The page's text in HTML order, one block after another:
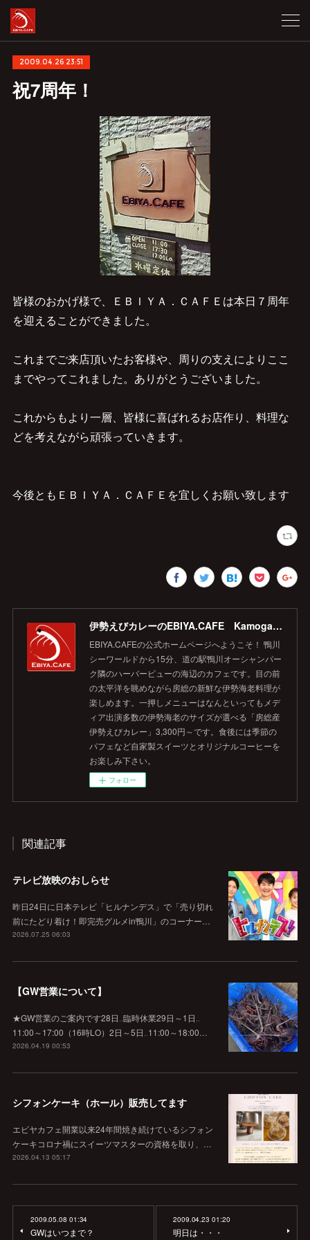
2009.04.26 23:51
祝7周年！
皆様のおかげ様で、ＥＢＩＹＡ．ＣＡＦＥは本日７周年
を迎えることができました。
これまでご来店頂いたお客様や、周りの支えによりここ
までやってこれました。ありがとうございました。
これからもより一層、皆様に喜ばれるお店作り、料理な
どを考えながら頑張っていきます。
今後ともＥＢＩＹＡ．ＣＡＦＥを宜しくお願い致します
伊勢えびカレーのEBIYA.CAFE Kamogawa 【公式】
EBIYA.CAFEの公式ホームページへようこそ！ 鴨川
シーワールドから15分、道の駅鴨川オーシャンパー
ク隣のハーバービューの海辺のカフェです。目の前
の太平洋を眺めながら房総の新鮮な伊勢海老料理が
楽しめます。一押しメニューはなんといってもメデ
ィア出演多数の伊勢海老のサイズが選べる「房総産
伊勢えびカレー」3,300円～です。食後には季節の
パフェなど自家製スイーツとオリジナルコーヒーを
お楽しみ下さい。
フォロー
関連記事
テレビ放映のおしらせ
昨日24日に日本テレビ「ヒルナンデス」で「売り切れ
前にたどり着け！即完売グルメin鴨川」のコーナー…
2026.07.25 06:03
【GW営業について】
★GW営業のご案内です28日‥臨時休業29日～1日‥
11:00～17:00（16時LO）2日～5日‥11:00～18:00…
2026.04.19 00:53
シフォンケーキ（ホール）販売してます
エビヤカフェ開業以来24年間焼き続けているシフォン
ケーキコロナ禍にスイーツマスターの資格を取り、…
2026.04.13 05:17
2009.05.08 01:34
GWはいつまで？
2009.04.23 01:20
明日は・・・